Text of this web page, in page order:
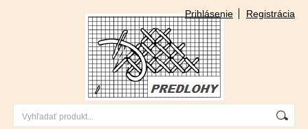
Prihlásenie Registrácia